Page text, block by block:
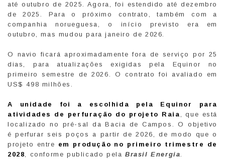
até outubro de 2025. Agora, foi estendido até dezembro
de 2025. Para o próximo contrato, também com a
companhia norueguesa, o início previsto era em
outubro, mas mudou para janeiro de 2026.
O navio ficará aproximadamente fora de serviço por 25
dias, para atualizações exigidas pela Equinor no
primeiro semestre de 2026. O contrato foi avaliado em
US$ 498 milhões.
A unidade foi a escolhida pela Equinor para
atividades de perfuração do projeto Raia, que está
localizado no pré-sal da Bacia de Campos. O objetivo
é perfurar seis poços a partir de 2026, de modo que o
projeto entre em produção no primeiro trimestre de
2028, conforme publicado pelaBrasil Energia.